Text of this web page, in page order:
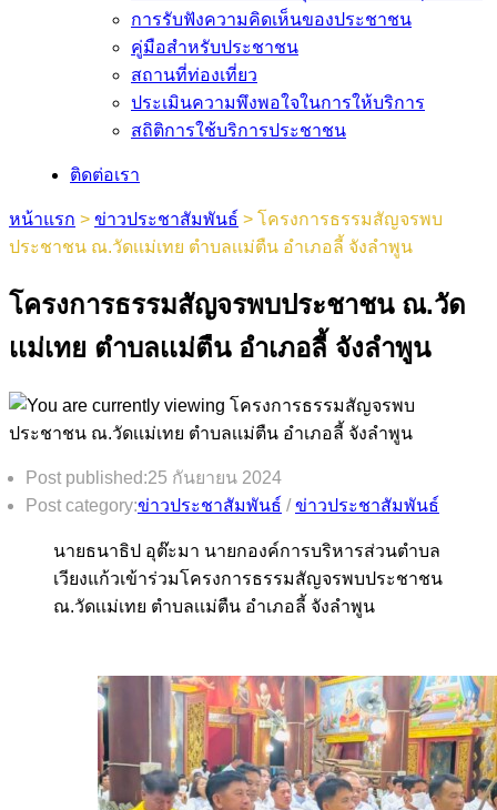
การรับฟังความคิดเห็นของประชาชน
คู่มือสำหรับประชาชน
สถานที่ท่องเที่ยว
ประเมินความพึงพอใจในการให้บริการ
สถิติการใช้บริการประชาชน
ติดต่อเรา
หน้าแรก > ข่าวประชาสัมพันธ์ > โครงการธรรมสัญจรพบ
ประชาชน ณ.วัดเเม่เทย ตำบลเเม่ตืน อำเภอลี้ จังลำพูน
โครงการธรรมสัญจรพบประชาชน ณ.วัด
เเม่เทย ตำบลเเม่ตืน อำเภอลี้ จังลำพูน
Post published:25 กันยายน 2024
Post category:ข่าวประชาสัมพันธ์ / ข่าวประชาสัมพันธ์
นายธนาธิป อุต๊ะมา นายกองค์การบริหารส่วนตำบล
เวียงแก้วเข้าร่วมโครงการธรรมสัญจรพบประชาชน
ณ.วัดเเม่เทย ตำบลเเม่ตืน อำเภอลี้ จังลำพูน